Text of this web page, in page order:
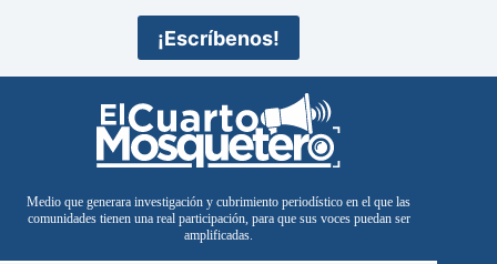
¡Escríbenos!
Medio que generara investigación y cubrimiento periodístico en el que las
comunidades tienen una real participación, para que sus voces puedan ser
amplificadas.